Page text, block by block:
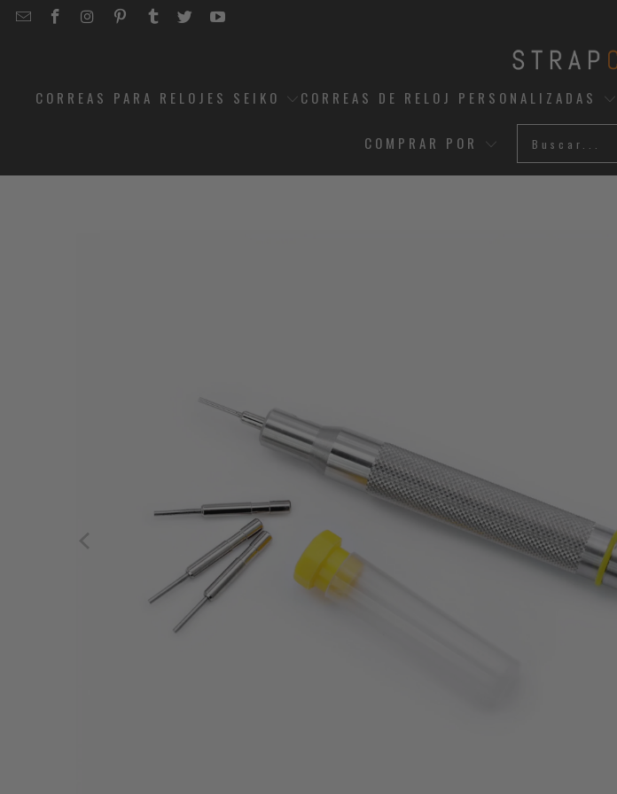
EMAILSTRAPCODE
STRAPCODE
STRAPCODE
STRAPCODE
STRAPCODE
STRAPCODE
CORREAS PARA RELOJES SEIKO CORREAS DE RELOJ PERSONALIZADAS
COMPRAR POR